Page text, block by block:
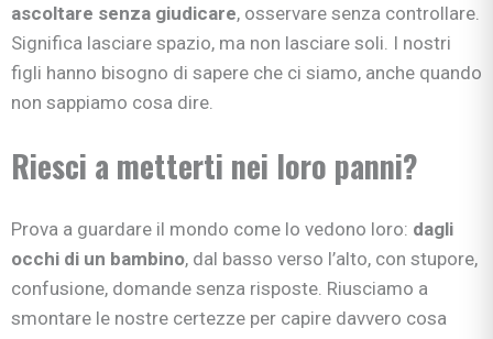
ascoltare senza giudicare, osservare senza controllare.
Significa lasciare spazio, ma non lasciare soli. I nostri
figli hanno bisogno di sapere che ci siamo, anche quando
non sappiamo cosa dire.
Riesci a metterti nei loro panni?
Prova a guardare il mondo come lo vedono loro: dagli
occhi di un bambino, dal basso verso l’alto, con stupore,
confusione, domande senza risposte. Riusciamo a
smontare le nostre certezze per capire davvero cosa